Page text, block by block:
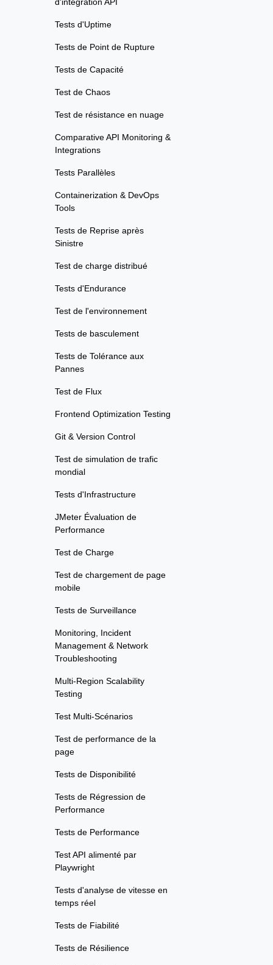
Tests d'Uptime
Tests de Point de Rupture
Tests de Capacité
Test de Chaos
Test de résistance en nuage
Comparative API Monitoring &
Integrations
Tests Parallèles
Containerization & DevOps
Tools
Tests de Reprise après
Sinistre
Test de charge distribué
Tests d'Endurance
Test de l'environnement
Tests de basculement
Tests de Tolérance aux
Pannes
Test de Flux
Frontend Optimization Testing
Git & Version Control
Test de simulation de trafic
mondial
Tests d'Infrastructure
JMeter Évaluation de
Performance
Test de Charge
Test de chargement de page
mobile
Tests de Surveillance
Monitoring, Incident
Management & Network
Troubleshooting
Multi-Region Scalability
Testing
Test Multi-Scénarios
Test de performance de la
page
Tests de Disponibilité
Tests de Régression de
Performance
Tests de Performance
Test API alimenté par
Playwright
Tests d'analyse de vitesse en
temps réel
Tests de Fiabilité
Tests de Résilience